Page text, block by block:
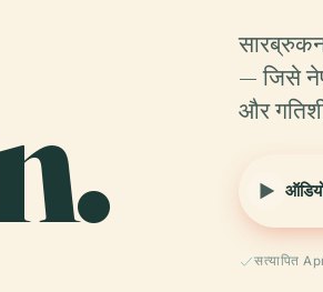
— जिसे
और
सत्यापित